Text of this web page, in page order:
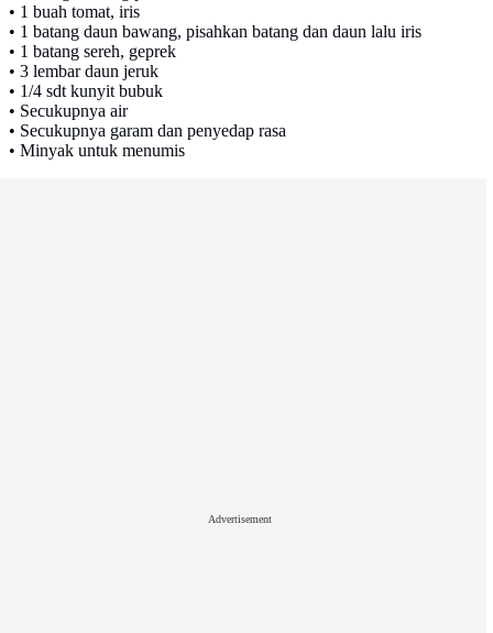
• 1 buah tomat, iris
• 1 batang daun bawang, pisahkan batang dan daun lalu iris
• 1 batang sereh, geprek
• 3 lembar daun jeruk
• 1/4 sdt kunyit bubuk
• Secukupnya air
• Secukupnya garam dan penyedap rasa
• Minyak untuk menumis
Advertisement